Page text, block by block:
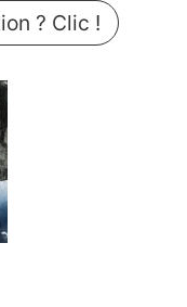
? Clic !